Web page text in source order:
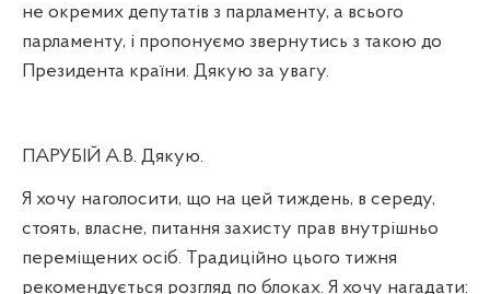
не окремих депутатів з парламенту, а всього
парламенту, і пропонуємо звернутись з такою до
Президента країни. Дякую за увагу.
ПАРУБІЙ А.В. Дякую.
Я хочу наголосити, що на цей тиждень, в середу,
стоять, власне, питання захисту прав внутрішньо
переміщених осіб. Традиційно цього тижня
рекомендується розгляд по блоках. Я хочу нагадати: